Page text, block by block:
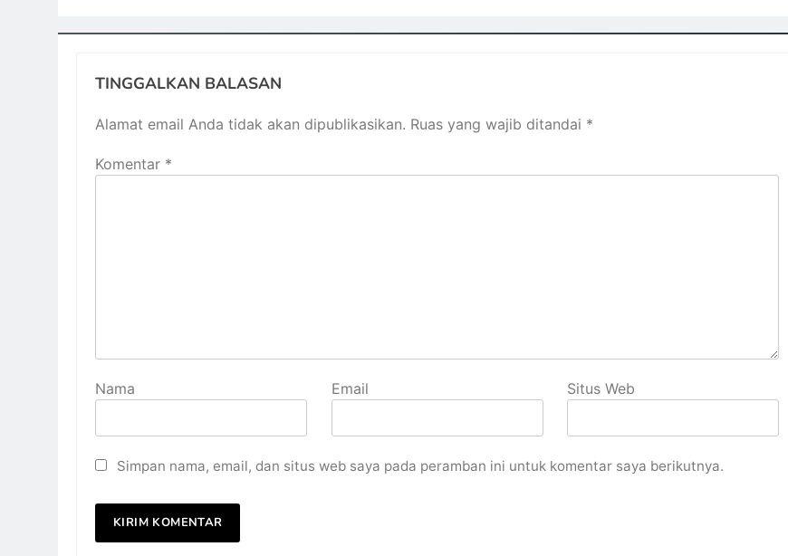
TINGGALKAN BALASAN
Alamat email Anda tidak akan dipublikasikan. Ruas yang wajib ditandai *
Komentar *
Nama Email Situs Web
Simpan nama, email, dan situs web saya pada peramban ini untuk komentar saya berikutnya.